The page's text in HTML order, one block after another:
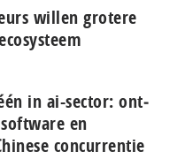
willen grotere
in ai-sector: ont­
en
con­cur­ren­tie